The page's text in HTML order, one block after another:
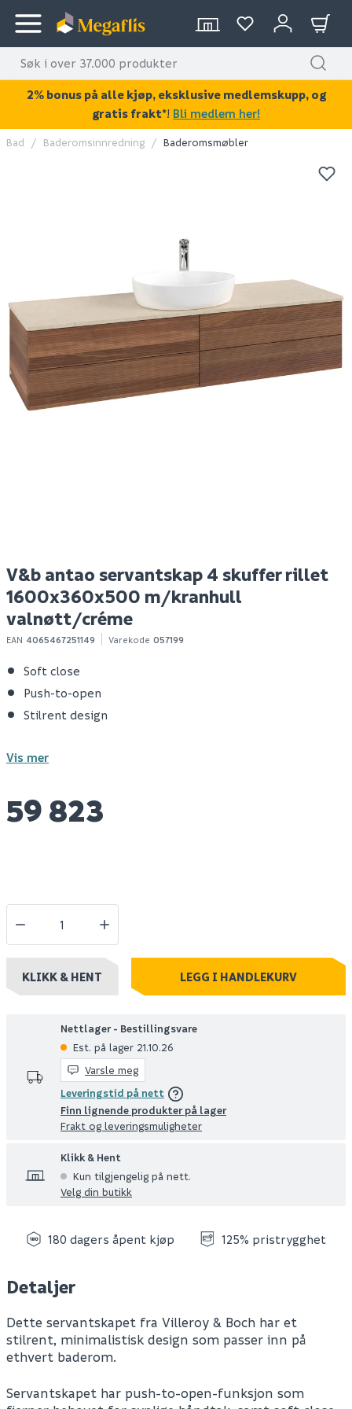
KAN DISSE VÆRE AV INTERESSE?
Rawlink sykkelpumpe
mini
V&b antao servantskap
4 skuffer rillet
1600x360x500 for 2
Bad Baderomsinnredning Baderomsmøbler
V&b antao servantskap 4 skuffer rillet
1600x360x500 m/kranhull
valnøtt/créme
EAN 4065467251149 Varekode 057199
Soft close
Push-to-open
Stilrent design
Vis mer
59 823
KLIKK & HENT LEGG I HANDLEKURV
Nettlager - Bestillingsvare
Est. på lager 21.10.26
Varsle meg
Leveringstid på nett
Finn lignende produkter på lager
Frakt og leveringsmuligheter
Klikk & Hent
Kun tilgjengelig på nett.
Velg din butikk
180 dagers åpent kjøp 125% pristrygghet
Detaljer
Dette servantskapet fra Villeroy & Boch har et
stilrent, minimalistisk design som passer inn på
ethvert baderom.
Servantskapet har push-to-open-funksjon som
2% bonus på alle kjøp, eksklusive medlemskupp, og
gratis frakt*! Bli medlem her!